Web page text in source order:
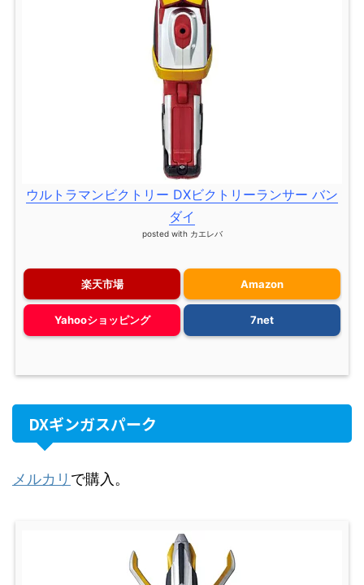
ウルトラマンビクトリー DXビクトリーランサー バン
ダイ
posted with カエレバ
楽天市場 Amazon
Yahooショッピング 7net
DXギンガスパーク
メルカリ で購入。